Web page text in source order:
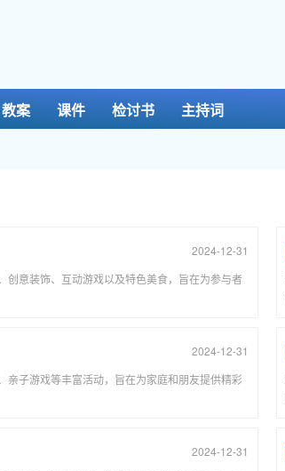
教案 课件 检讨书 主持词
2024-12-31
意装饰、互动游戏以及特色美食，旨在为参与者
2024-12-31
子游戏等丰富活动，旨在为家庭和朋友提供精彩
2024-12-31